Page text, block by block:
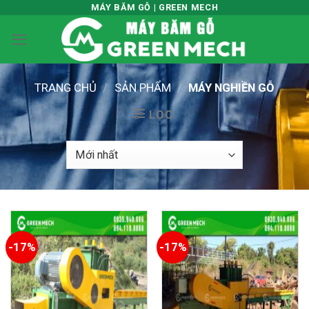
content
MÁY BĂM GỖ | GREEN MECH
TRANG CHỦ / SẢN PHẨM / MÁY NGHIỀN GỖ
LỌC
-17% -17%